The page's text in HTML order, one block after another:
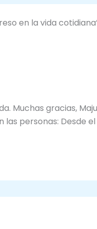
en la vida
Muchas gracias,
personas: Desde